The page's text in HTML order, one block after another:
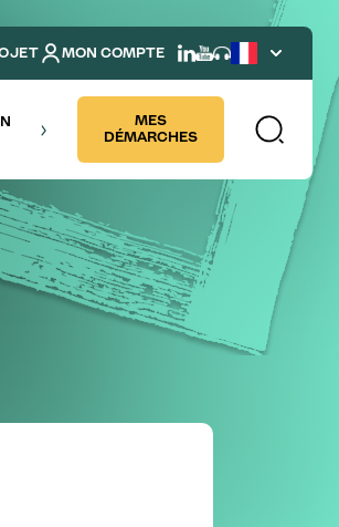
MON COMPTE
French
MES
DÉMARCHES